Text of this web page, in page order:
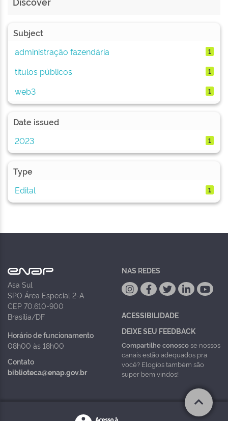
Subject
administração fazendária
1
títulos públicos 1
web3 1
Date issued
2023
1
Type
Edital
1
Asa Sul
SPO Área Especial 2-A
CEP 70.610-900
Brasília/DF
Horário de funcionamento
08h00 às 18h00
Contato
biblioteca@enap.gov.br
NAS REDES
ACESSIBILIDADE
DEIXE SEU FEEDBACK
Compartilhe conoscose nossos
canais estão adequados pra
você? Elogios também são
super bem vindos!